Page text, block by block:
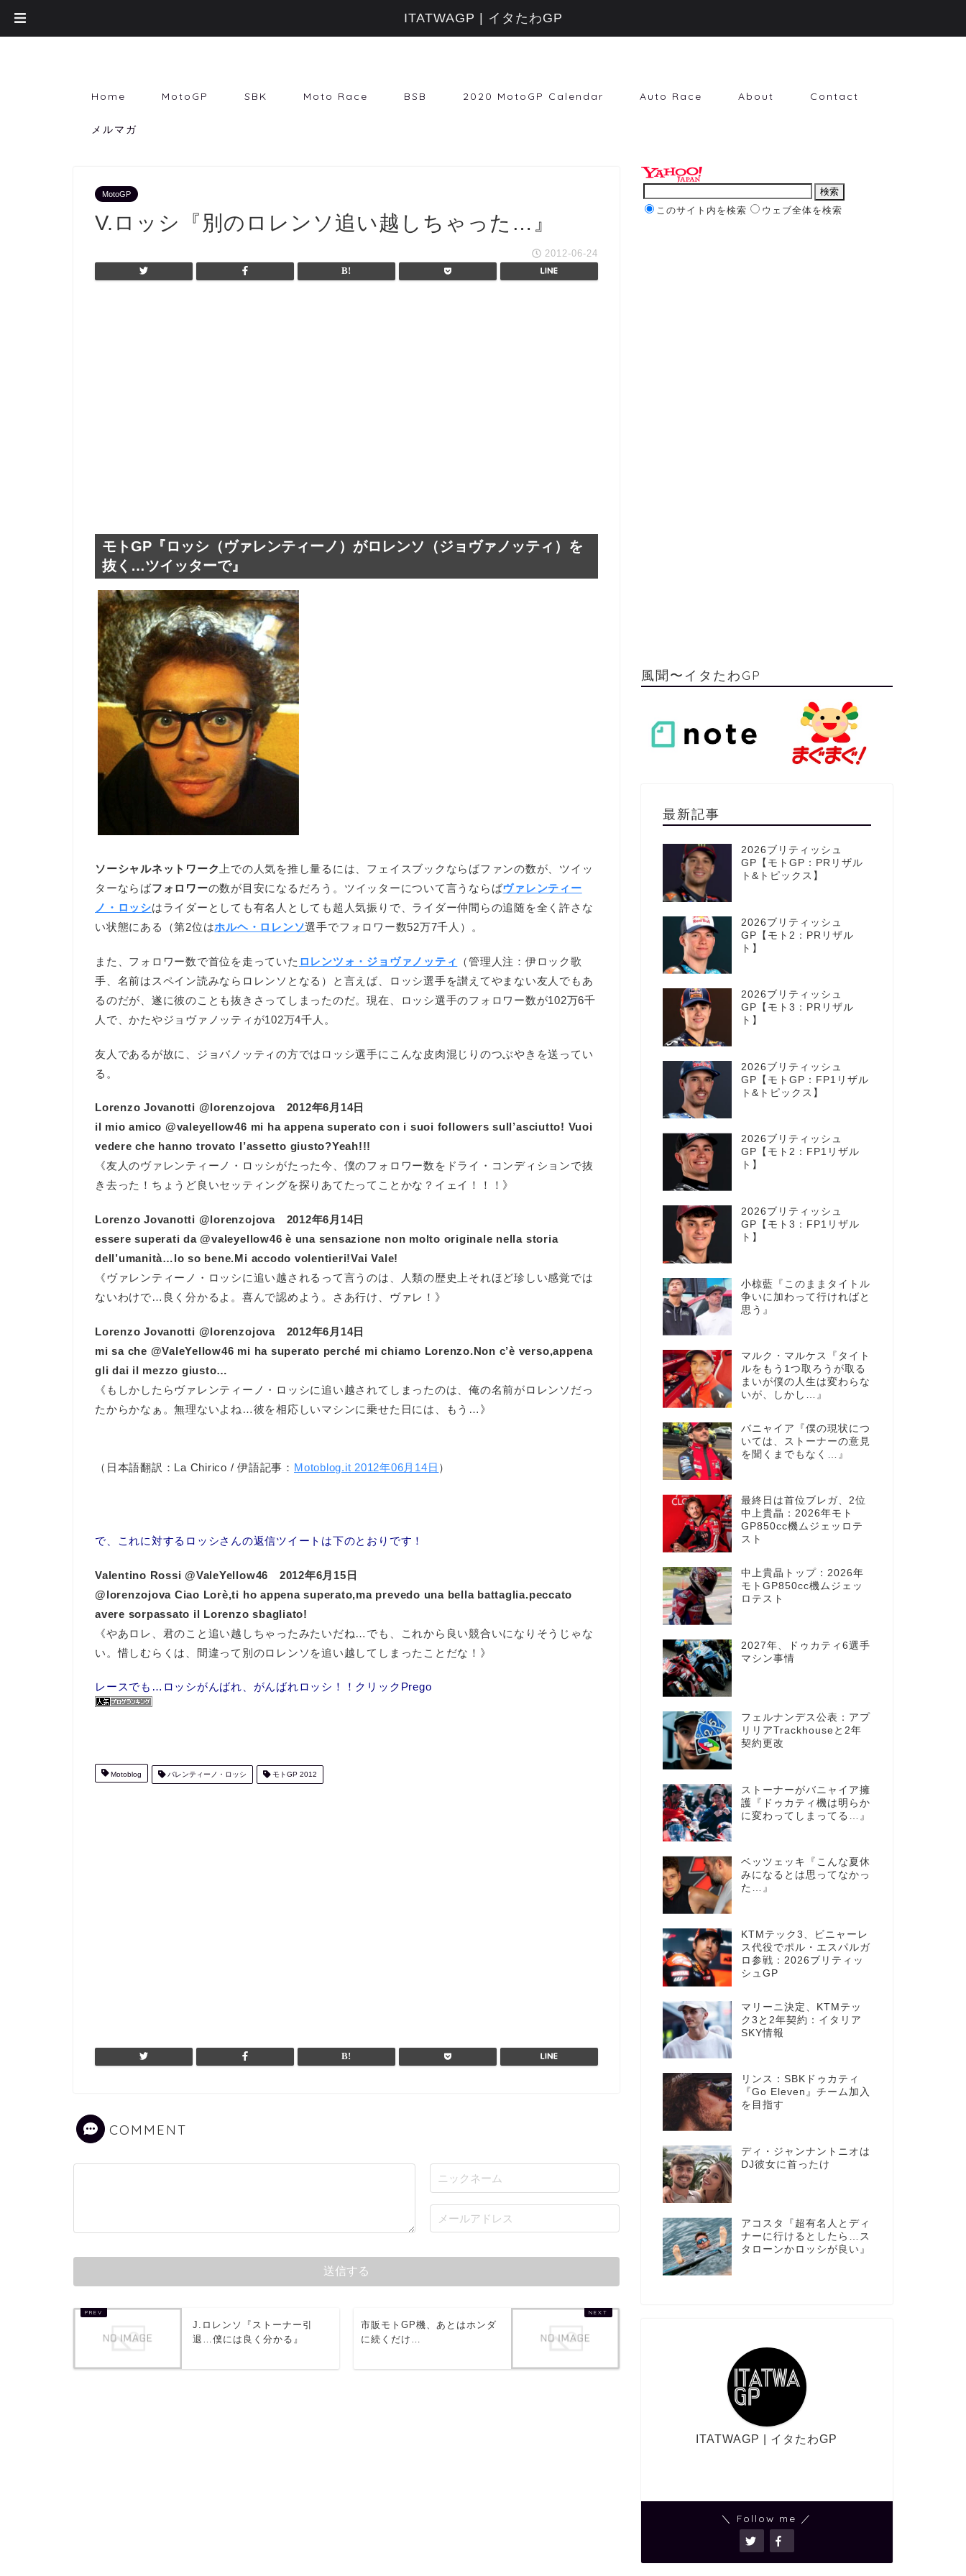
Home MotoGP SBK Moto Race BSB 2020 MotoGP Calendar Auto Race About Contact
メルマガ
MotoGP
V.ロッシ『別のロレンソ追い越しちゃった…』
2012-06-24
モトGP『ロッシ（ヴァレンティーノ）がロレンソ（ジョヴァノッティ）を
抜く…ツイッターで』
ソーシャルネットワーク 上での人気を推し量るには、フェイスブックならばファンの数が、ツイッ
ターならばフォロワーの数が目安になるだろう。ツイッターについて言うならばヴァレンティー
ノ・ロッシはライダーとしても有名人としても超人気振りで、ライダー仲間らの追随を全く許さな
い状態にある（第2位はホルヘ・ロレンソ選手でフォロワー数52万7千人）。
また、フォロワー数で首位を走っていた ロレンツォ・ジョヴァノッティ
（管理人注：伊ロック歌
手、名前はスペイン読みならロレンソとなる）と言えば、ロッシ選手を讃えてやまない友人でもあ
るのだが、遂に彼のことも抜きさってしまったのだ。現在、ロッシ選手のフォロワー数が102万6千
人で、かたやジョヴァノッティが102万4千人。
友人であるが故に、ジョバノッティの方ではロッシ選手にこんな皮肉混じりのつぶやきを送ってい
る。
Lorenzo Jovanotti ‏@lorenzojova 2012年6月14日
il mio amico @valeyellow46 mi ha appena superato con i suoi followers sull’asciutto! Vuoi
vedere che hanno trovato l’assetto giusto?Yeah!!!
《友人のヴァレンティーノ・ロッシがたった今、僕のフォロワー数をドライ・コンディションで抜
き去った！ちょうど良いセッティングを探りあてたってことかな？イェイ！！！》
Lorenzo Jovanotti ‏@lorenzojova 2012年6月14日
essere superati da @valeyellow46 è una sensazione non molto originale nella storia
dell’umanità…lo so bene.Mi accodo volentieri!Vai Vale!
《ヴァレンティーノ・ロッシに追い越されるって言うのは、人類の歴史上それほど珍しい感覚では
ないわけで…良く分かるよ。喜んで認めよう。さあ行け、ヴァレ！》
Lorenzo Jovanotti ‏@lorenzojova 2012年6月14日
mi sa che @ValeYellow46 mi ha superato perché mi chiamo Lorenzo.Non c’è verso,appena
gli dai il mezzo giusto…
《もしかしたらヴァレンティーノ・ロッシに追い越されてしまったのは、俺の名前がロレンソだっ
たからかなぁ。無理ないよね…彼を相応しいマシンに乗せた日には、もう…》
（日本語翻訳：La Chirico / 伊語記事： Motoblog.it 2012年06月14日 ）
で、これに対するロッシさんの返信ツイートは下のとおりです！
Valentino Rossi ‏@ValeYellow46 2012年6月15日
@lorenzojova Ciao Lorè,ti ho appena superato,ma prevedo una bella battaglia.peccato
avere sorpassato il Lorenzo sbagliato!
《やあロレ、君のこと追い越しちゃったみたいだね…でも、これから良い競合いになりそうじゃな
い。惜しむらくは、間違って別のロレンソを追い越してしまったことだな！》
レースでも…ロッシがんばれ、がんばれロッシ！！クリックPrego
Motoblog バレンティーノ・ロッシ モトGP 2012
COMMENT
J.ロレンソ『ストーナー引
退…僕には良く分かる』
市販モトGP機、あとはホンダ
に続くだけ…
このサイト内を検索 ウェブ全体を検索
風聞〜イタたわGP
最新記事
2026ブリティッシュ
GP【モトGP：PRリザル
ト&トピックス】
2026ブリティッシュ
GP【モト2：PRリザル
ト】
2026ブリティッシュ
GP【モト3：PRリザル
ト】
2026ブリティッシュ
GP【モトGP：FP1リザル
ト&トピックス】
2026ブリティッシュ
GP【モト2：FP1リザル
ト】
2026ブリティッシュ
GP【モト3：FP1リザル
ト】
小椋藍『このままタイトル
争いに加わって行ければと
思う』
マルク・マルケス『タイト
ルをもう1つ取ろうが取る
まいが僕の人生は変わらな
いが、しかし…』
バニャイア『僕の現状につ
いては、ストーナーの意見
を聞くまでもなく…』
最終日は首位ブレガ、2位
中上貴晶：2026年モト
GP850cc機ムジェッロテ
スト
中上貴晶トップ：2026年
モトGP850cc機ムジェッ
ロテスト
2027年、ドゥカティ6選手
マシン事情
フェルナンデス公表：アプ
リリアTrackhouseと2年
契約更改
ストーナーがバニャイア擁
護『ドゥカティ機は明らか
に変わってしまってる…』
ベッツェッキ『こんな夏休
みになるとは思ってなかっ
た…』
KTMテック3、ビニャーレ
ス代役でポル・エスパルガ
ロ参戦：2026ブリティッ
シュGP
マリーニ決定、KTMテッ
ク3と2年契約：イタリア
SKY情報
リンス：SBKドゥカティ
『Go Eleven』チーム加入
を目指す
ディ・ジャンナントニオは
DJ彼女に首ったけ
アコスタ『超有名人とディ
ナーに行けるとしたら…ス
タローンかロッシが良い』
ITATWAGP | イタたわGP
＼ Follow me ／
ITATWAGP | イタたわGP